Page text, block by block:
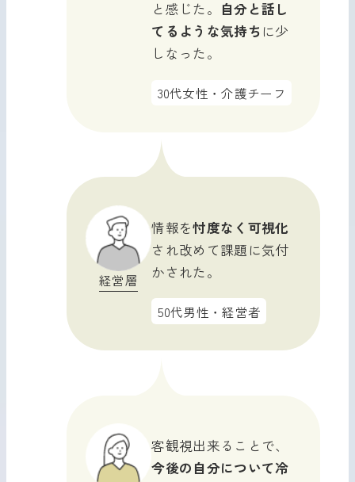
と感じた。
自分と話し
てるような気持ち に少
しなった。
30代女性・介護チーフ
経営層
情報を忖度なく可視化
され改めて課題に気付
かされた。
50代男性・経営者
客観視出来ることで、
今後の自分について冷